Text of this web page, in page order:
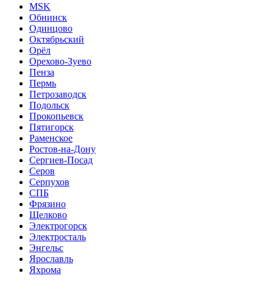
MSK
Обнинск
Одинцово
Октябрьский
Орёл
Орехово-Зуево
Пенза
Пермь
Петрозаводск
Подольск
Прокопьевск
Пятигорск
Раменское
Ростов-на-Дону
Сергиев-Посад
Серов
Серпухов
СПБ
Фрязино
Щелково
Электрогорск
Электросталь
Энгельс
Ярославль
Яхрома